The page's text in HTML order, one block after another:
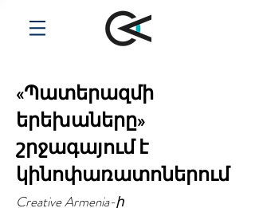
«Պատերազմի
երեխաները»
շրջագայում է
կինոփառատոներում
Creative Armenia-ի